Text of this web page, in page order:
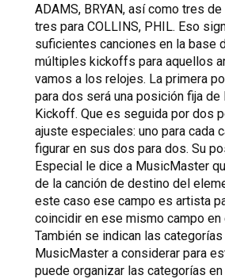
ADAMS, BRYAN, así como tres de
tres para COLLINS, PHIL. Eso
suficientes canciones en la base
múltiples kickoffs para aquellos
vamos a los relojes. La primera
para dos será una posición fija de
Kickoff. Que es seguida por dos
ajuste especiales: uno para cada
figurar en sus dos para dos. Su
Especial le dice a MusicMaster
de la canción de destino del
este caso ese campo es artista
coincidir en ese mismo campo
También se indican las
MusicMaster a considerar para
puede organizar las categorías